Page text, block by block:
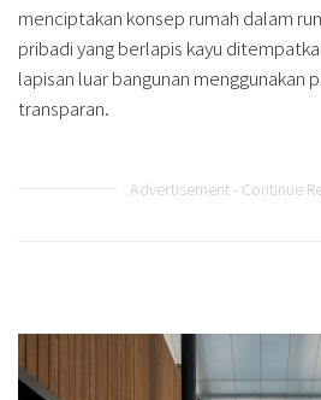
menciptakan konsep rumah dalam
pribadi yang berlapis kayu
lapisan luar bangunan menggunakan
transparan.
Advertisement - Continue